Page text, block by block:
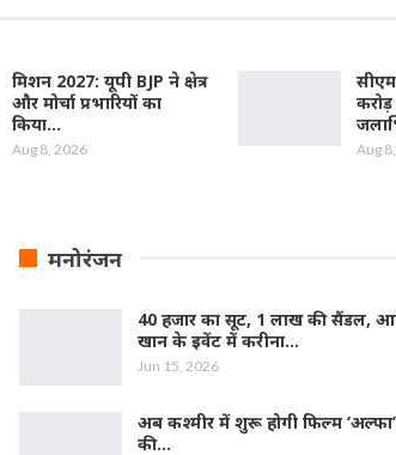
मिशन 2027: यूपी BJP ने क्षेत्र
और मोर्चा प्रभारियों का
किया…
Aug 8, 2026 Aug
मनोरंजन
40 हजार का सूट, 1 लाख की सैंडल,
खान के इवेंट में करीना…
Jun 15, 2026
अब कश्मीर में शुरू होगी फिल्‍म ‘अल्फा’
की…